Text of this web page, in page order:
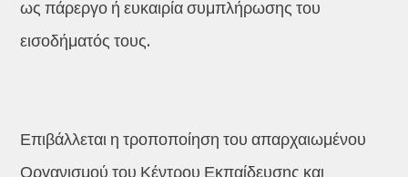
ως πάρεργο ή ευκαιρία συμπλήρωσης του
εισοδήματός τους.
Επιβάλλεται η τροποποίηση του απαρχαιωμένου
Οργανισμού του Κέντρου Εκπαίδευσης και